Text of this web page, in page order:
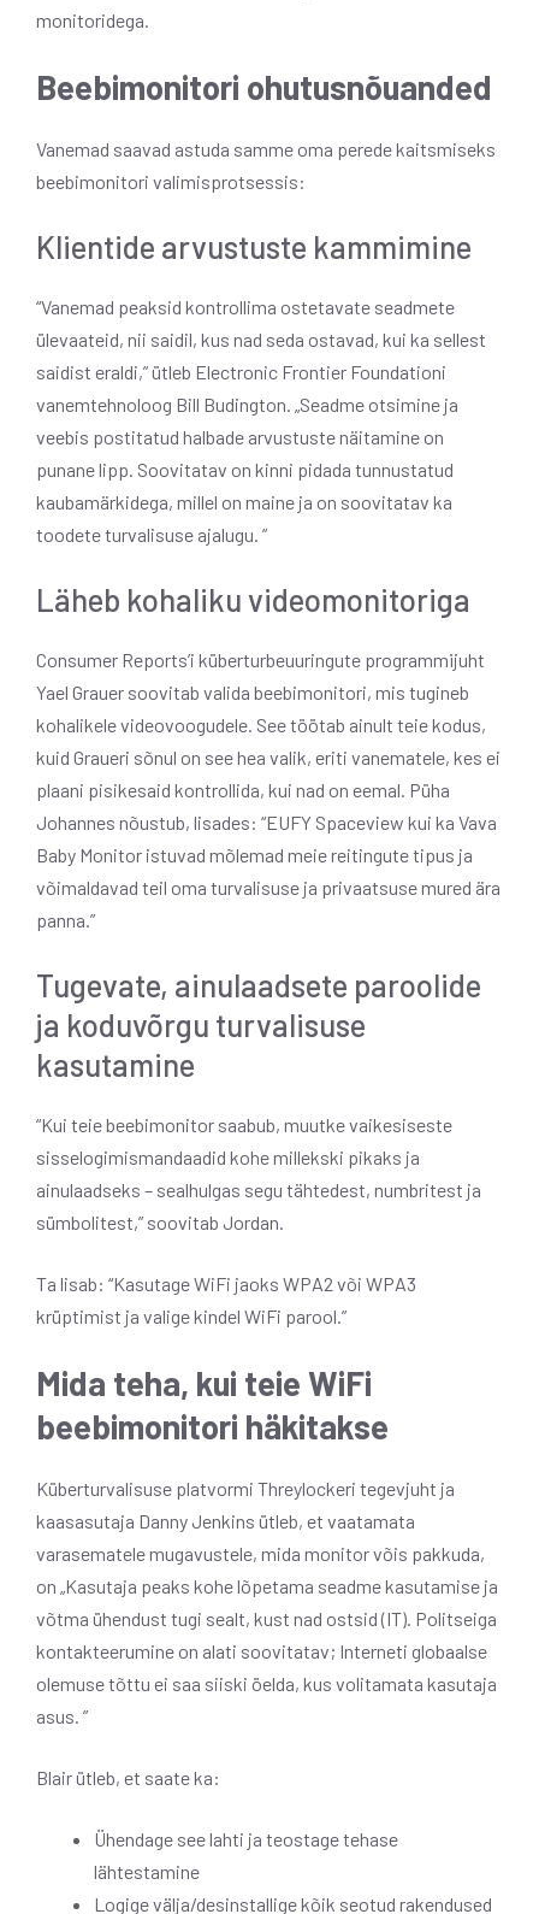
monitoridega.
Beebimonitori ohutusnõuanded
Vanemad saavad astuda samme oma perede kaitsmiseks
beebimonitori valimisprotsessis:
Klientide arvustuste kammimine
“Vanemad peaksid kontrollima ostetavate seadmete
ülevaateid, nii saidil, kus nad seda ostavad, kui ka sellest
saidist eraldi,” ütleb Electronic Frontier Foundationi
vanemtehnoloog Bill Budington. „Seadme otsimine ja
veebis postitatud halbade arvustuste näitamine on
punane lipp. Soovitatav on kinni pidada tunnustatud
kaubamärkidega, millel on maine ja on soovitatav ka
toodete turvalisuse ajalugu. ”
Läheb kohaliku videomonitoriga
Consumer Reports’i küberturbeuuringute programmijuht
Yael Grauer soovitab valida beebimonitori, mis tugineb
kohalikele videovoogudele. See töötab ainult teie kodus,
kuid Graueri sõnul on see hea valik, eriti vanematele, kes ei
plaani pisikesaid kontrollida, kui nad on eemal. Püha
Johannes nõustub, lisades: “EUFY Spaceview kui ka Vava
Baby Monitor istuvad mõlemad meie reitingute tipus ja
võimaldavad teil oma turvalisuse ja privaatsuse mured ära
panna.”
Tugevate, ainulaadsete paroolide
ja koduvõrgu turvalisuse
kasutamine
“Kui teie beebimonitor saabub, muutke vaikesiseste
sisselogimismandaadid kohe millekski pikaks ja
ainulaadseks – sealhulgas segu tähtedest, numbritest ja
sümbolitest,” soovitab Jordan.
Ta lisab: “Kasutage WiFi jaoks WPA2 või WPA3
krüptimist ja valige kindel WiFi parool.”
Mida teha, kui teie WiFi
beebimonitori häkitakse
Küberturvalisuse platvormi Threylockeri tegevjuht ja
kaasasutaja Danny Jenkins ütleb, et vaatamata
varasematele mugavustele, mida monitor võis pakkuda,
on „Kasutaja peaks kohe lõpetama seadme kasutamise ja
võtma ühendust tugi sealt, kust nad ostsid (IT). Politseiga
kontakteerumine on alati soovitatav; Interneti globaalse
olemuse tõttu ei saa siiski öelda, kus volitamata kasutaja
asus. ”
Blair ütleb, et saate ka:
Ühendage see lahti ja teostage tehase
lähtestamine
Logige välja/desinstallige kõik seotud rakendused